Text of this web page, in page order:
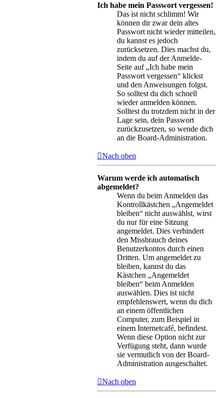
Ich habe mein Passwort vergessen!
Das ist nicht schlimm! Wir
können dir zwar dein altes
Passwort nicht wieder mitteilen,
du kannst es jedoch
zurücksetzen. Dies machst du,
indem du auf der Anmelde-
Seite auf „Ich habe mein
Passwort vergessen“ klickst
und den Anweisungen folgst.
So solltest du dich schnell
wieder anmelden können.
Solltest du trotzdem nicht in der
Lage sein, dein Passwort
zurückzusetzen, so wende dich
an die Board-Administration.
Nach oben
Warum werde ich automatisch
abgemeldet?
Wenn du beim Anmelden das
Kontrollkästchen „Angemeldet
bleiben“ nicht auswählst, wirst
du nur für eine Sitzung
angemeldet. Dies verhindert
den Missbrauch deines
Benutzerkontos durch einen
Dritten. Um angemeldet zu
bleiben, kannst du das
Kästchen „Angemeldet
bleiben“ beim Anmelden
auswählen. Dies ist nicht
empfehlenswert, wenn du dich
an einem öffentlichen
Computer, zum Beispiel in
einem Internetcafé, befindest.
Wenn diese Option nicht zur
Verfügung steht, dann wurde
sie vermutlich von der Board-
Administration ausgeschaltet.
Nach oben